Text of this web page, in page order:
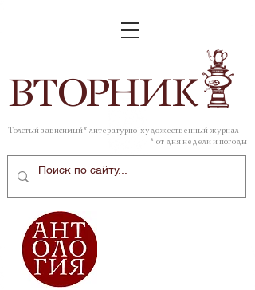
ВТОРНИК
Толстый зависимый* литературно-художественный журнал
* от дня недели и погоды